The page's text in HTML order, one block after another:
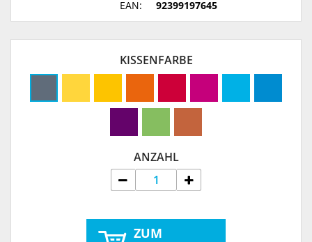
EAN: 92399197645
KISSENFARBE
ANZAHL
ZUM